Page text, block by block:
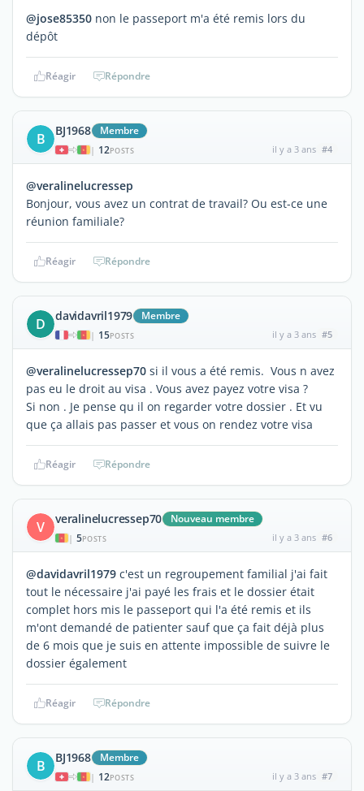
@jose85350 non le passeport m'a été remis lors du
dépôt
Réagir Répondre
B BJ1968 Membre
| 12POSTS il y a 3 ans #4
@veralinelucressep
Bonjour, vous avez un contrat de travail? Ou est-ce une
réunion familiale?
Réagir Répondre
D davidavril1979 Membre
| 15POSTS il y a 3 ans #5
@veralinelucressep70 si il vous a été remis. Vous n avez
pas eu le droit au visa . Vous avez payez votre visa ?
Si non . Je pense qu il on regarder votre dossier . Et vu
que ça allais pas passer et vous on rendez votre visa
Réagir Répondre
V veralinelucressep70 Nouveau membre
| 5POSTS il y a 3 ans #6
@davidavril1979 c'est un regroupement familial j'ai fait
tout le nécessaire j'ai payé les frais et le dossier était
complet hors mis le passeport qui l'a été remis et ils
m'ont demandé de patienter sauf que ça fait déjà plus
de 6 mois que je suis en attente impossible de suivre le
dossier également
Réagir Répondre
B BJ1968 Membre
| 12POSTS il y a 3 ans #7